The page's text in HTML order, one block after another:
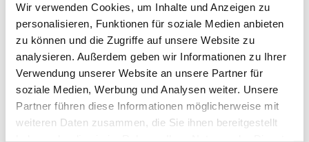
Wir verwenden Cookies, um Inhalte und Anzeigen zu
personalisieren, Funktionen für soziale Medien anbieten
zu können und die Zugriffe auf unsere Website zu
analysieren. Außerdem geben wir Informationen zu Ihrer
Verwendung unserer Website an unsere Partner für
soziale Medien, Werbung und Analysen weiter. Unsere
Partner führen diese Informationen möglicherweise mit
weiteren Daten zusammen, die Sie ihnen bereitgestellt
05361 204-1467
05361 204-1466
E-Mail schreiben
Vertriebs­assistenz